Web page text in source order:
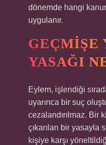
dönemde hangi
uygulanır.
GEÇMIŞE
YASAĞI
Eylem, işlendiği
uyarınca bir suç
cezalandırılmaz. Bir
çıkarılan bir yasayla
kişiye karşı